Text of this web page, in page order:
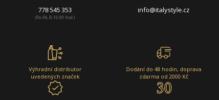
778 545 353
(Po-Pá, 8-16:00 hod.)
info@italystyle.cz
Výhradní distributor
uvedených značek
Dodání do 48 hodin, doprava
zdarma od 2000 Kč